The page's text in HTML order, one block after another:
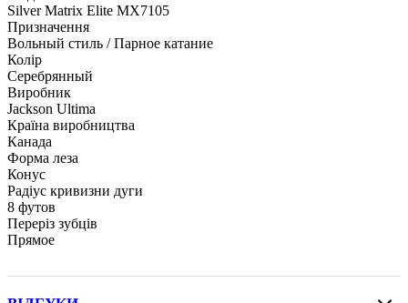
Silver Matrix Elite MX7105
Призначення
Вольный стиль / Парное катание
Колір
Серебрянный
Виробник
Jackson Ultima
Країна виробництва
Канада
Форма леза
Конус
Радіус кривизни дуги
8 футов
Переріз зубців
Прямое